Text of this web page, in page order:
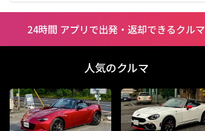
24時間 アプリで出発・返却できるクルマ
人気のクルマ